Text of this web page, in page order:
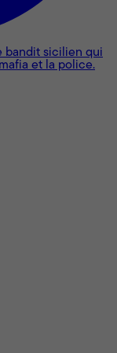
bandit sicilien qui
et la police.